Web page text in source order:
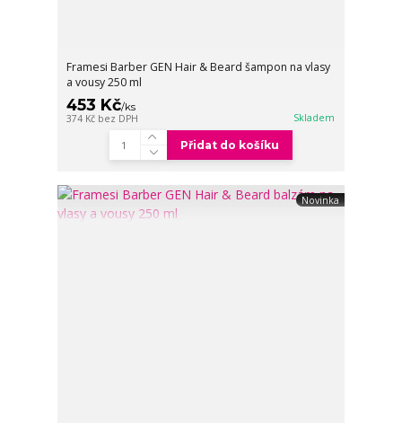
Framesi Barber GEN Hair & Beard šampon na vlasy
a vousy 250 ml
453 Kč/ks
374 Kč bez DPH Skladem
Přidat do košíku
Novinka